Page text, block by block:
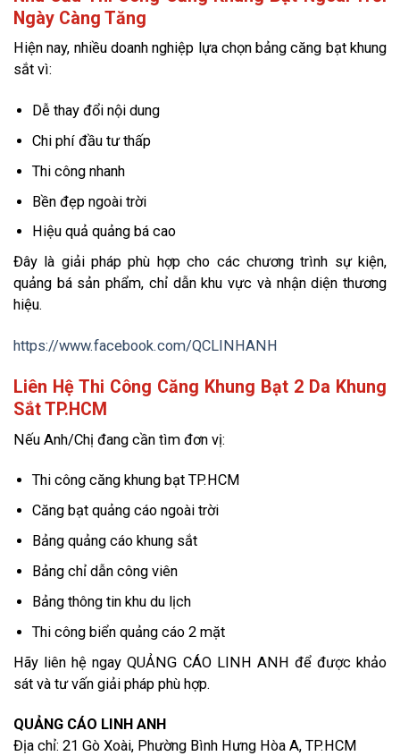
Ngày Càng Tăng
Hiện nay, nhiều doanh nghiệp lựa chọn bảng căng bạt khung
sắt vì:
Dễ thay đổi nội dung
Chi phí đầu tư thấp
Thi công nhanh
Bền đẹp ngoài trời
Hiệu quả quảng bá cao
Đây là giải pháp phù hợp cho các chương trình sự kiện,
quảng bá sản phẩm, chỉ dẫn khu vực và nhận diện thương
hiệu.
https://www.facebook.com/QCLINHANH
Liên Hệ Thi Công Căng Khung Bạt 2 Da Khung
Sắt TP.HCM
Nếu Anh/Chị đang cần tìm đơn vị:
Thi công căng khung bạt TP.HCM
Căng bạt quảng cáo ngoài trời
Bảng quảng cáo khung sắt
Bảng chỉ dẫn công viên
Bảng thông tin khu du lịch
Thi công biển quảng cáo 2 mặt
Hãy liên hệ ngay QUẢNG CÁO LINH ANH để được khảo
sát và tư vấn giải pháp phù hợp.
QUẢNG CÁO LINH ANH
Địa chỉ: 21 Gò Xoài, Phường Bình Hưng Hòa A, TP.HCM